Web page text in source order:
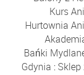
Kurs
Hurtownia
Bańki
Gdynia :